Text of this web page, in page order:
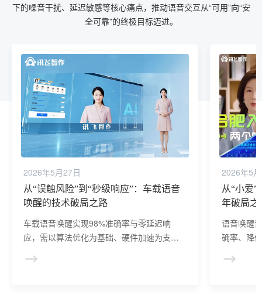
下的噪音干扰、延迟敏感等核心痛点，推动语音交互从“可用”向“安
全可靠”的终极目标迈进。
2026年5月27日
从“误触风险”到“秒级响应”：车载语音
唤醒的技术破局之路
车载语音唤醒实现98%准确率与零延迟响
应，需以算法优化为基础、硬件加速为支
场景下的噪音干扰、延迟敏感等核心痛点，
2026年5
从“小爱
年破局之
语音唤醒
确率、降
模态，技